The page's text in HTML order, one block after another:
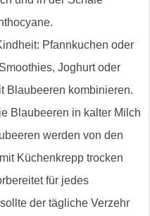
Pfannkuchen oder
Joghurt oder
Blaubeeren kombinieren.
Blaubeeren in kalter Milch
werden von den
Küchenkrepp trocken
für jedes
der tägliche Verzehr